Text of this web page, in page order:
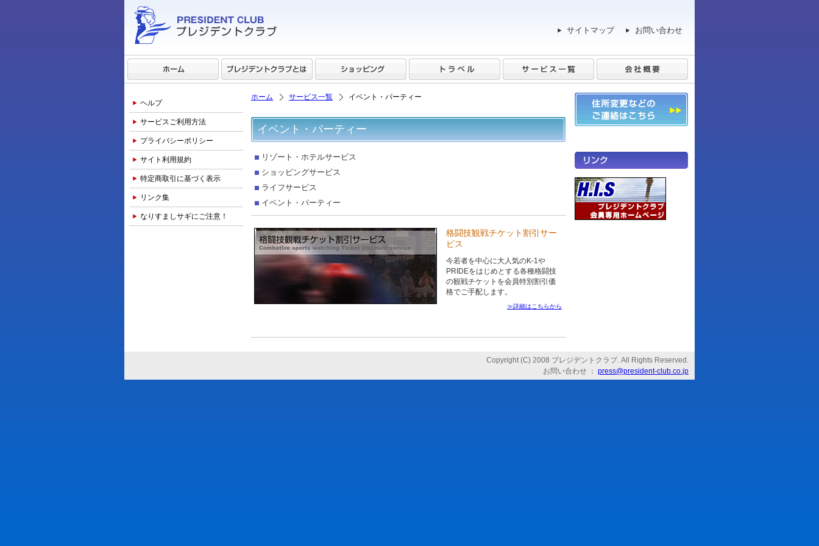
サイトマップ お問い合わせ
ヘルプ
サービスご利用方法
プライバシーポリシー
サイト利用規約
特定商取引に基づく表示
リンク集
なりすましサギにご注意！
ホーム サービス一覧 イベント・パーティー
イベント・パーティー
リゾート・ホテルサービス
ショッピングサービス
ライフサービス
イベント・パーティー
格闘技観戦チケット割引サー
ビス
今若者を中心に大人気のK-1や
PRIDEをはじめとする各種格闘技
の観戦チケットを会員特別割引価
格でご手配します。
≫詳細はこちらから
Copyright (C) 2008 プレジデントクラブ. All Rights Reserved.
お問い合わせ ： press@president-club.co.jp